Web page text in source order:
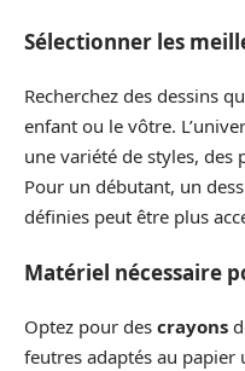
Sélectionner les
Recherchez des dessins
enfant ou le vôtre.
une variété de styles, des
Pour un débutant, un
définies peut être plus
Matériel nécessaire
Optez pour des crayons
feutres adaptés au